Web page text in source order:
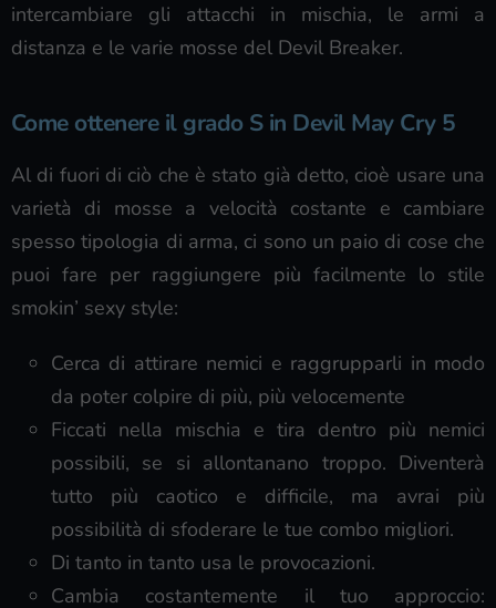
intercambiare gli attacchi in mischia, le armi a
distanza e le varie mosse del Devil Breaker.
Come ottenere il grado S in Devil May Cry 5
Al di fuori di ciò che è stato già detto, cioè usare una
varietà di mosse a velocità costante e cambiare
spesso tipologia di arma, ci sono un paio di cose che
puoi fare per raggiungere più facilmente lo stile
smokin’ sexy style:
Cerca di attirare nemici e raggrupparli in modo
da poter colpire di più, più velocemente
Ficcati nella mischia e tira dentro più nemici
possibili, se si allontanano troppo. Diventerà
tutto più caotico e difficile, ma avrai più
possibilità di sfoderare le tue combo migliori.
Di tanto in tanto usa le provocazioni.
Cambia costantemente il tuo approccio: